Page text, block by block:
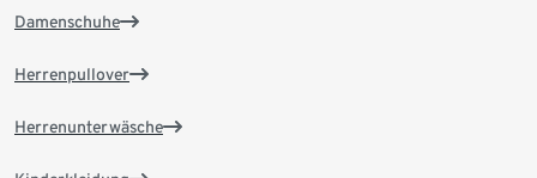
Damenschuhe
Herrenpullover
Herrenunterwäsche